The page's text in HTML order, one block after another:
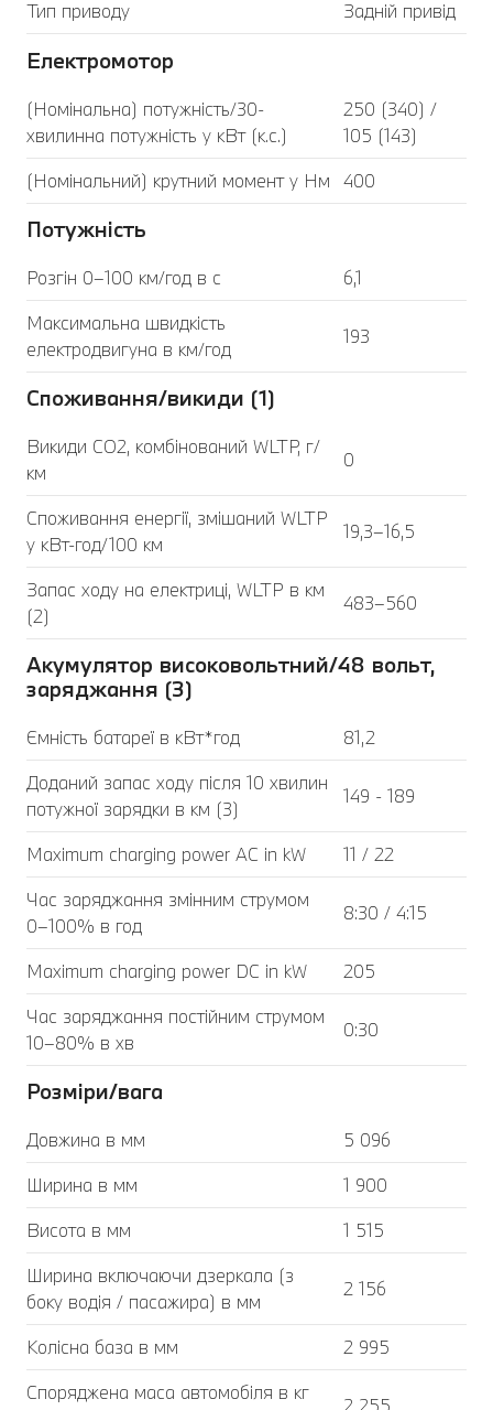
Тип приводу
Задній привід
Електромотор
(Номінальна) потужність/30-
хвилинна потужність у кВт (к.с.)
250 (340) /
105 (143)
(Номінальний) крутний момент у Нм
400
Потужність
Розгін 0–100 км/год в с
6,1
Максимальна швидкість
електродвигуна в км/год
193
Споживання/викиди (1)
Викиди CO2, комбінований WLTP, г/
км
0
Споживання енергії, змішаний WLTP
у кВт-год/100 км
19,3–16,5
Запас ходу на електриці, WLTP в км
(2)
483–560
Акумулятор високовольтний/48 вольт,
заряджання (3)
Ємність батареї в кВт*год
81,2
Доданий запас ходу після 10 хвилин
потужної зарядки в км (3)
149 - 189
Maximum charging power AC in kW
11 / 22
Час заряджання змінним струмом
0–100% в год
8:30 / 4:15
Maximum charging power DC in kW
205
Час заряджання постійним струмом
10–80% в хв
0:30
Розміри/вага
Довжина в мм
5 096
Ширина в мм
1 900
Висота в мм
1 515
Ширина включаючи дзеркала (з
боку водія / пасажира) в мм
2 156
Колісна база в мм
2 995
Споряджена маса автомобіля в кг
2 255